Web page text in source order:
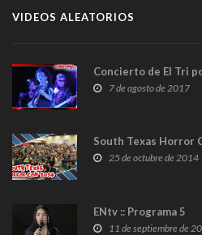
VIDEOS ALEATORIOS
Concierto de El Tri
7 de agosto de 2017
South Texas Horror
25 de octubre de 2014
ENtv :: Programa 5
11 de septiembre de